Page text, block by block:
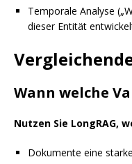
Temporale Analyse
dieser Entität
Wann welche
Nutzen Sie LongRAG,
Dokumente eine